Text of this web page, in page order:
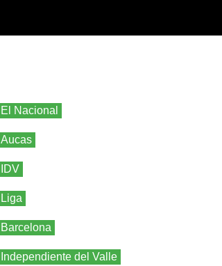
El Nacional
Aucas
IDV
Liga
Barcelona
Independiente del Valle